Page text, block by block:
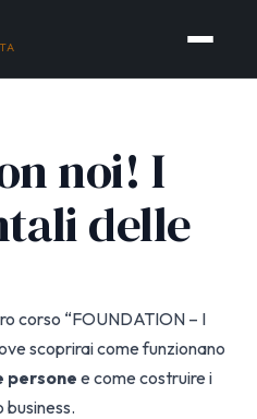
noi! I
delle
corso “FOUNDATION – I
scoprirai come funzionano
persone e come costruire i